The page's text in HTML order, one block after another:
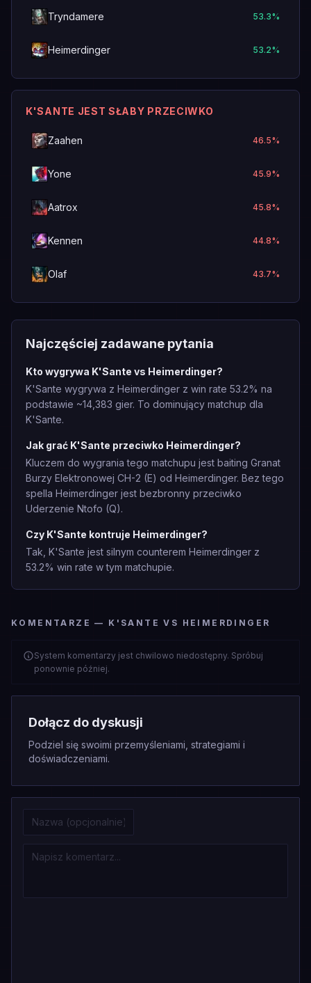
Tryndamere 53.3%
Heimerdinger 53.2%
K'SANTE JEST SŁABY PRZECIWKO
Zaahen 46.5%
Yone 45.9%
Aatrox 45.8%
Kennen 44.8%
Olaf 43.7%
Najczęściej zadawane pytania
Kto wygrywa K'Sante vs Heimerdinger?
K'Sante wygrywa z Heimerdinger z win rate 53.2% na
podstawie ~14,383 gier. To dominujący matchup dla
K'Sante.
Jak grać K'Sante przeciwko Heimerdinger?
Kluczem do wygrania tego matchupu jest baiting Granat
Burzy Elektronowej CH-2 (E) od Heimerdinger. Bez tego
spella Heimerdinger jest bezbronny przeciwko
Uderzenie Ntofo (Q).
Czy K'Sante kontruje Heimerdinger?
Tak, K'Sante jest silnym counterem Heimerdinger z
53.2% win rate w tym matchupie.
KOMENTARZE — K'SANTE VS HEIMERDINGER
System komentarzy jest chwilowo niedostępny. Spróbuj
ponownie później.
Dołącz do dyskusji
Podziel się swoimi przemyśleniami, strategiami i
doświadczeniami.